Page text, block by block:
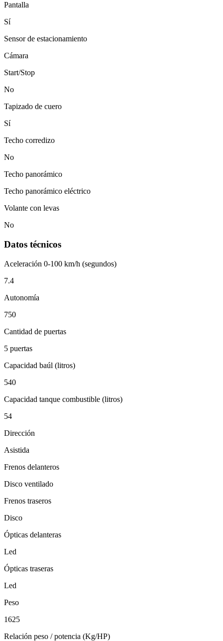
Pantalla
Sí
Sensor de estacionamiento
Cámara
Start/Stop
No
Tapizado de cuero
Sí
Techo corredizo
No
Techo panorámico
Techo panorámico eléctrico
Volante con levas
No
Datos técnicos
Aceleración 0-100 km/h (segundos)
7.4
Autonomía
750
Cantidad de puertas
5 puertas
Capacidad baúl (litros)
540
Capacidad tanque combustible (litros)
54
Dirección
Asistida
Frenos delanteros
Disco ventilado
Frenos traseros
Disco
Ópticas delanteras
Led
Ópticas traseras
Led
Peso
1625
Relación peso / potencia (Kg/HP)